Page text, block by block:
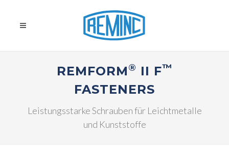
REMFORM® II F™
FASTENERS
Leistungsstarke Schrauben für Leichtmetalle
und Kunststoffe